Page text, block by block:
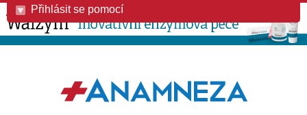
Přihlásit se pomocí